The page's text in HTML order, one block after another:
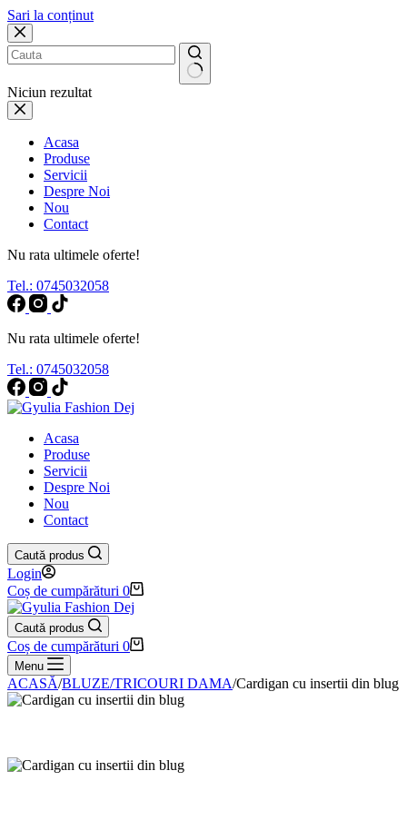
Sari la conținut
Niciun rezultat
Acasa
Produse
Servicii
Despre Noi
Nou
Contact
Nu rata ultimele oferte!
Tel.: 0745032058
Nu rata ultimele oferte!
Tel.: 0745032058
Acasa
Produse
Servicii
Despre Noi
Nou
Contact
Caută produs
Login
Coș de cumpărături 0
Caută produs
Coș de cumpărături 0
Menu
ACASĂ/BLUZE/TRICOURI DAMA/Cardigan cu insertii din blug